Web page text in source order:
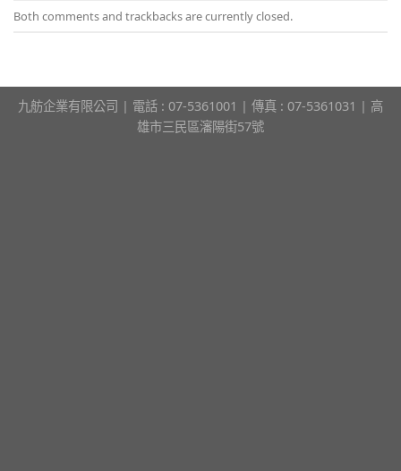
Both comments and trackbacks are currently closed.
九舫企業有限公司 | 電話 : 07-5361001 | 傳真 : 07-5361031 | 高
雄市三民區瀋陽街57號